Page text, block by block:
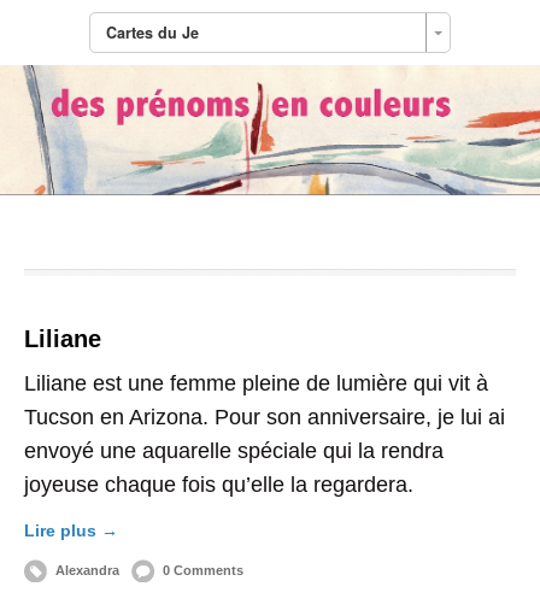
Cartes du Je
Liliane
Liliane est une femme pleine de lumière qui vit à
Tucson en Arizona. Pour son anniversaire, je lui ai
envoyé une aquarelle spéciale qui la rendra
joyeuse chaque fois qu’elle la regardera.
Lire plus →
Alexandra 0 Comments